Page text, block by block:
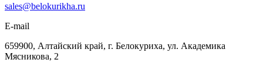
sales@belokurikha.ru
E-mail
659900, Алтайский край, г. Белокуриха, ул. Академика
Мясникова, 2